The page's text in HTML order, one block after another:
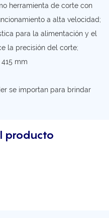
herramienta de corte con
a alta velocidad;
para la alimentación y el
la precisión del corte;
mm
se importan para brindar
producto